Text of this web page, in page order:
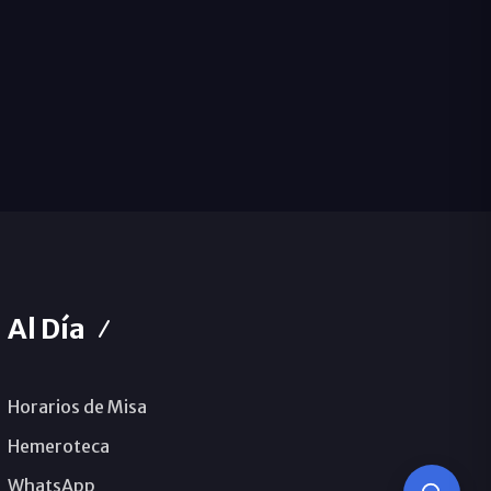
Al Día
Horarios de Misa
Hemeroteca
WhatsApp